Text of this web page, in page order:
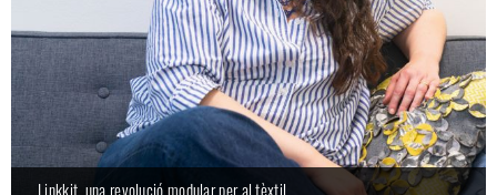
Linkkit, una revolució modular per al tèxtil